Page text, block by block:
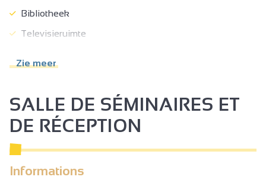
Een plek waar charme, functionaliteit en gastvrijheid elkaar
Bibliotheek
Televisieruimte
Afdak voor fiets of mountainbike
Gesloten materiaalruimte
Droogruimte
Wasserij
Zie meer
SALLE DE SÉMINAIRES ET
DE RÉCEPTION
Informations